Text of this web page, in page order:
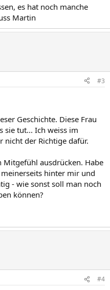
es hat noch manche
Martin
#3
Geschichte. Diese Frau
sie tut... Ich weiss im
nicht der Richtige dafür.
ausdrücken. Habe
hinter mir und
- wie sonst soll man noch
können?
#4